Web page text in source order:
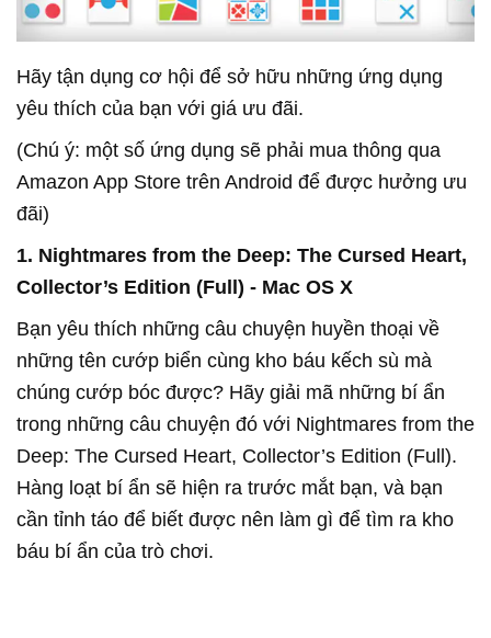
Hãy tận dụng cơ hội để sở hữu những ứng dụng
yêu thích của bạn với giá ưu đãi.
(Chú ý: một số ứng dụng sẽ phải mua thông qua
Amazon App Store trên Android để được hưởng ưu
đãi)
1. Nightmares from the Deep: The Cursed Heart,
Collector’s Edition (Full) - Mac OS X
Bạn yêu thích những câu chuyện huyền thoại về
những tên cướp biển cùng kho báu kếch sù mà
chúng cướp bóc được? Hãy giải mã những bí ẩn
trong những câu chuyện đó với Nightmares from the
Deep: The Cursed Heart, Collector’s Edition (Full).
Hàng loạt bí ẩn sẽ hiện ra trước mắt bạn, và bạn
cần tỉnh táo để biết được nên làm gì để tìm ra kho
báu bí ẩn của trò chơi.